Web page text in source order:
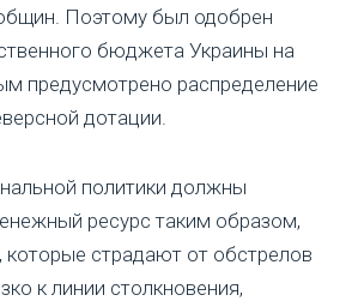
Поэтому был одобрен
бюджета Украины на
предусмотрено распределение
дотации.
политики должны
ресурс таким образом,
страдают от обстрелов
к линии столкновения,